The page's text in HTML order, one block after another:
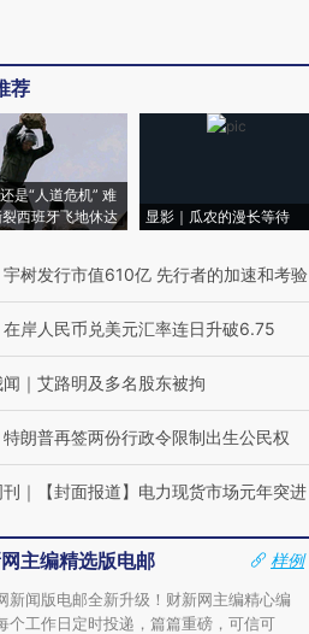
荐
是“人道危机” 难
西班牙飞地休达
显影｜瓜农的漫长等待
宇树发行市值610亿 先行者的加速和考验
在岸人民币兑美元汇率连日升破6.75
｜ 艾路明及多名股东被拘
特朗普再签两份行政令限制出生公民权
｜ 【封面报道】电力现货市场元年突进
主编精选版电邮
样例
新闻版电邮全新升级！财新网主编精心编
个工作日定时投递，篇篇重磅，可信可